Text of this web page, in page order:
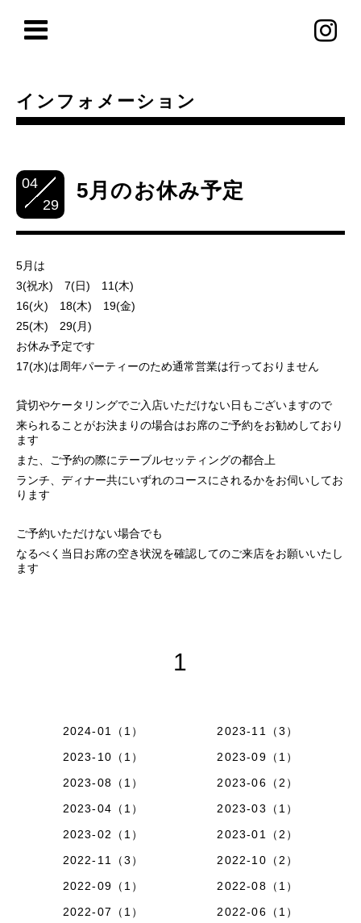
インフォメーション
04
29
5月のお休み予定
5月は
3(祝水) 7(日) 11(木)
16(火) 18(木) 19(金)
25(木) 29(月)
お休み予定です
17(水)は周年パーティーのため通常営業は行っておりません
貸切やケータリングでご入店いただけない日もございますので
来られることがお決まりの場合はお席のご予約をお勧めしており
ます
また、ご予約の際にテーブルセッティングの都合上
ランチ、ディナー共にいずれのコースにされるかをお伺いしてお
ります
ご予約いただけない場合でも
なるべく当日お席の空き状況を確認してのご来店をお願いいたし
ます
1
2024-01（1）
2023-11（3）
2023-10（1）
2023-09（1）
2023-08（1）
2023-06（2）
2023-04（1）
2023-03（1）
2023-02（1）
2023-01（2）
2022-11（3）
2022-10（2）
2022-09（1）
2022-08（1）
2022-07（1）
2022-06（1）